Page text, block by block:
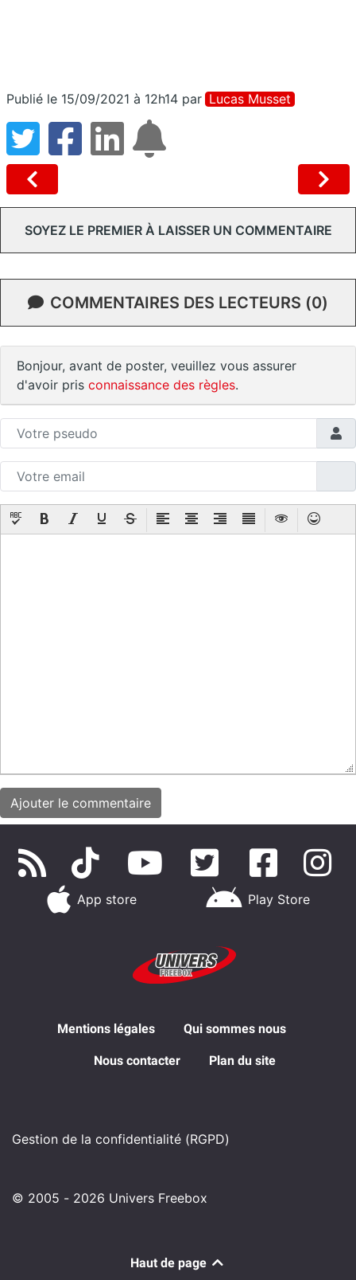
Publié le 15/09/2021 à 12h14 par Lucas Musset
SOYEZ LE PREMIER À LAISSER UN COMMENTAIRE
COMMENTAIRES DES LECTEURS (0)
Bonjour, avant de poster, veuillez vous assurer
d'avoir pris connaissance des règles.
App store Play Store
Mentions légales Qui sommes nous
Nous contacter Plan du site
Gestion de la confidentialité (RGPD)
© 2005 - 2026 Univers Freebox
Haut de page